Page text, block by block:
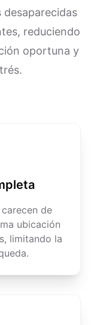
reduciendo
oportuna y
de
ubicación
limitando la